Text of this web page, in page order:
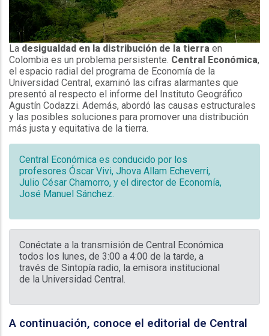
La desigualdad en la distribución de la tierra en
Colombia es un problema persistente. Central Económica,
el espacio radial del programa de Economía de la
Universidad Central, examinó las cifras alarmantes que
presentó al respecto el informe del Instituto Geográfico
Agustín Codazzi. Además, abordó las causas estructurales
y las posibles soluciones para promover una distribución
más justa y equitativa de la tierra.
Central Económica es conducido por los
profesores Óscar Vivi, Jhova Allam Echeverri,
Julio César Chamorro, y el director de Economía,
José Manuel Sánchez.
Conéctate a la transmisión de Central Económica
todos los lunes, de 3:00 a 4:00 de la tarde, a
través de Sintopía radio, la emisora institucional
de la Universidad Central.
A continuación, conoce el editorial de Central